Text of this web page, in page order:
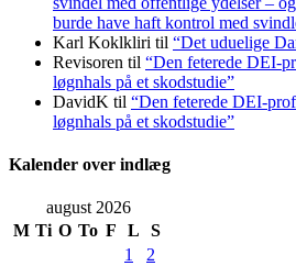
burde have haft kontrol med
Karl Koklkliri til “Det uduelige
Revisoren til “Den feterede DEI-
løgnhals på et skodstudie”
DavidK til “Den feterede DEI-
løgnhals på et skodstudie”
Kalender over indlæg
august 2026
M Ti O To F L
S
1
2